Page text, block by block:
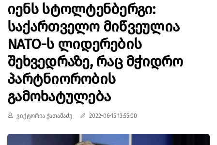
Იენს Სტოლტენბერგი:
Საქართველო Მიწვეულია
NATO-Ს Ლიდერების
Შეხვედრაზე, Რაც Მჭიდრო
Პარტნიორობის
Გამოხატულება
ვიქტორია ქათამაძე 2022-06-15 13:55:00